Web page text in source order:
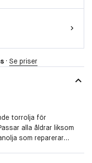
· Se priser
torrolja för
alla åldrar liksom
som reparerar